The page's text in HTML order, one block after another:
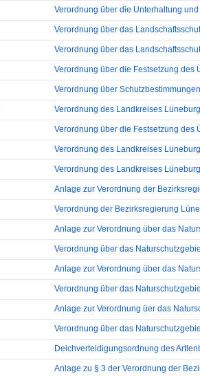
Verordnung über die Unterhaltung
Verordnung über das
Verordnung über das
Verordnung über die Festsetzung des
Verordnung über
Verordnung des Landkreises
Verordnung über die Festsetzung des
Verordnung des Landkreises
Verordnung des Landkreises
Anlage zur Verordnung der
Verordnung der Bezirksregierung
Anlage zur Verordnung über das
Verordnung über das
Anlage zur Verordnung über das
Verordnung über das
Anlage zur Verordnung üer das
Verordnung über das
Deichverteidigungsordnung des
Anlage zu § 3 der Verordnung der